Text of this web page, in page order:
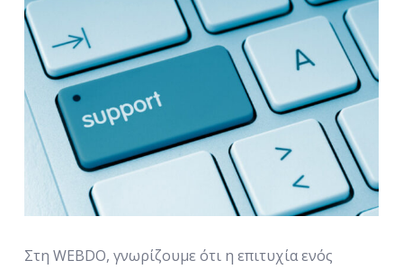
Στη WEBDO, γνωρίζουμε ότι η επιτυχία ενός